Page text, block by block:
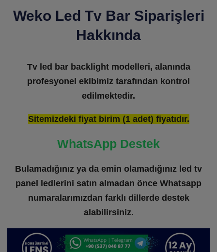
Weko Led Tv Bar Siparişleri
Hakkında
Tv led bar backlight modelleri, alanında
profesyonel ekibimiz tarafından kontrol
edilmektedir.
Sitemizdeki fiyat birim (1 adet) fiyatıdır.
WhatsApp Destek
Bulamadığınız ya da emin olamadığınız led tv
panel ledlerini satın almadan önce Whatsapp
numaralarımızdan farklı dillerde destek
alabilirsiniz.